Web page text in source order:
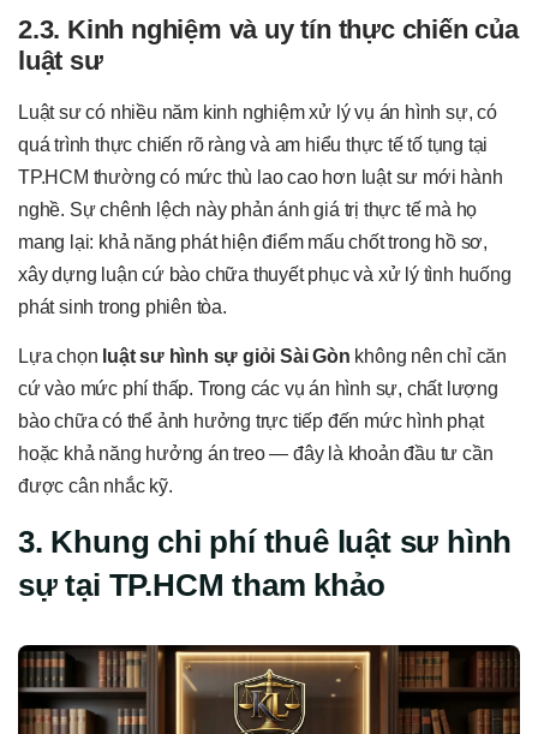
2.3. Kinh nghiệm và uy tín thực chiến của
luật sư
Luật sư có nhiều năm kinh nghiệm xử lý vụ án hình sự, có
quá trình thực chiến rõ ràng và am hiểu thực tế tố tụng tại
TP.HCM thường có mức thù lao cao hơn luật sư mới hành
nghề. Sự chênh lệch này phản ánh giá trị thực tế mà họ
mang lại: khả năng phát hiện điểm mấu chốt trong hồ sơ,
xây dựng luận cứ bào chữa thuyết phục và xử lý tình huống
phát sinh trong phiên tòa.
Lựa chọn luật sư hình sự giỏi Sài Gòn không nên chỉ căn
cứ vào mức phí thấp. Trong các vụ án hình sự, chất lượng
bào chữa có thể ảnh hưởng trực tiếp đến mức hình phạt
hoặc khả năng hưởng án treo — đây là khoản đầu tư cần
được cân nhắc kỹ.
3. Khung chi phí thuê luật sư hình
sự tại TP.HCM tham khảo